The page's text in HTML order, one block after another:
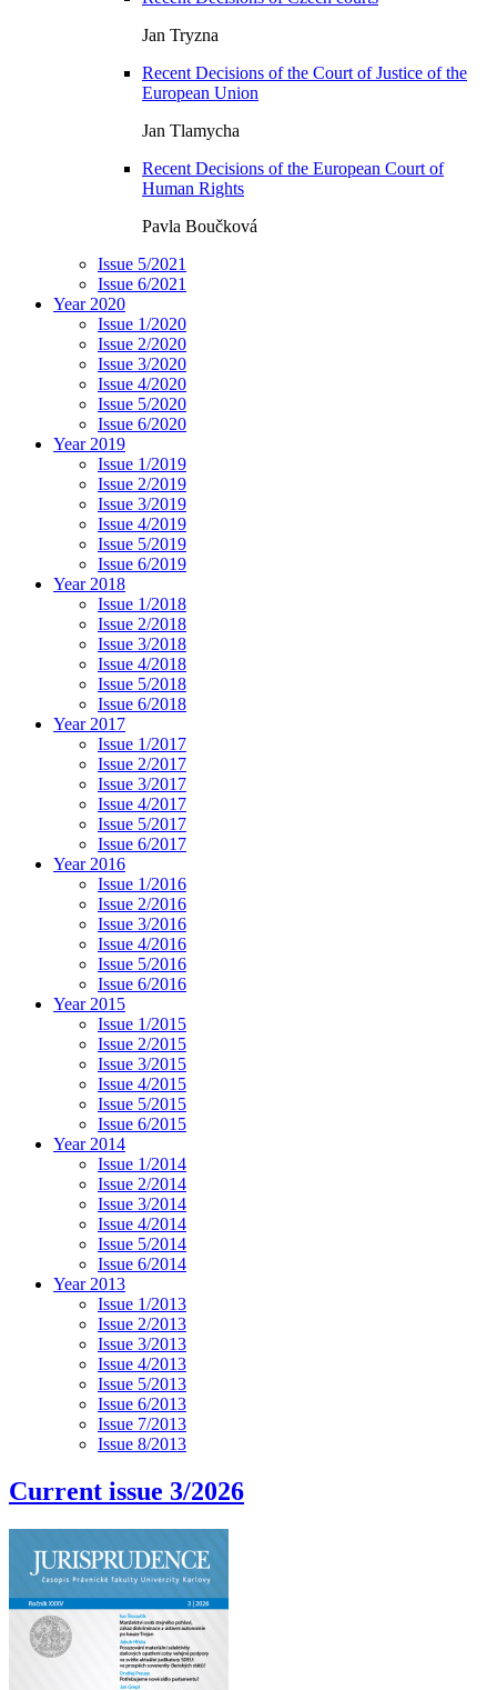
Jan Tryzna
Recent Decisions of the Court of Justice of the
European Union
Jan Tlamycha
Recent Decisions of the European Court of
Human Rights
Pavla Boučková
Issue 5/2021
Issue 6/2021
Year 2020
Issue 1/2020
Issue 2/2020
Issue 3/2020
Issue 4/2020
Issue 5/2020
Issue 6/2020
Year 2019
Issue 1/2019
Issue 2/2019
Issue 3/2019
Issue 4/2019
Issue 5/2019
Issue 6/2019
Year 2018
Issue 1/2018
Issue 2/2018
Issue 3/2018
Issue 4/2018
Issue 5/2018
Issue 6/2018
Year 2017
Issue 1/2017
Issue 2/2017
Issue 3/2017
Issue 4/2017
Issue 5/2017
Issue 6/2017
Year 2016
Issue 1/2016
Issue 2/2016
Issue 3/2016
Issue 4/2016
Issue 5/2016
Issue 6/2016
Year 2015
Issue 1/2015
Issue 2/2015
Issue 3/2015
Issue 4/2015
Issue 5/2015
Issue 6/2015
Year 2014
Issue 1/2014
Issue 2/2014
Issue 3/2014
Issue 4/2014
Issue 5/2014
Issue 6/2014
Year 2013
Issue 1/2013
Issue 2/2013
Issue 3/2013
Issue 4/2013
Issue 5/2013
Issue 6/2013
Issue 7/2013
Issue 8/2013
Current issue 3/2026